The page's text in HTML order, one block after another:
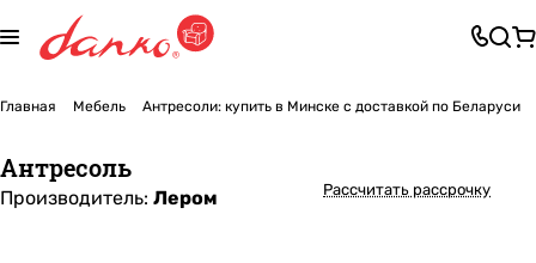
Главная Мебель Антресоли: купить в Минске с доставкой по Беларуси
Антресоль
Производитель: Лером Рассчитать рассрочку